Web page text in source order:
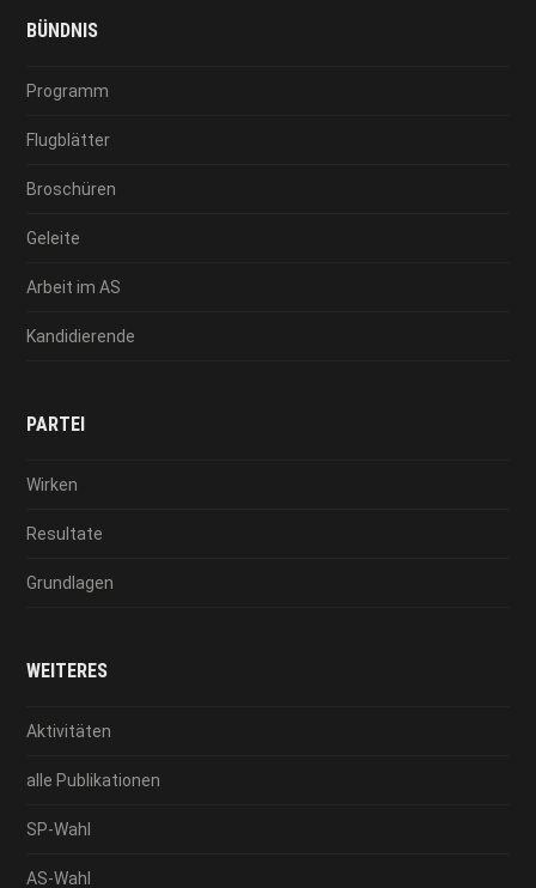
BÜNDNIS
Programm
Flugblätter
Broschüren
Geleite
Arbeit im AS
Kandidierende
PARTEI
Wirken
Resultate
Grundlagen
WEITERES
Aktivitäten
alle Publikationen
SP-Wahl
AS-Wahl